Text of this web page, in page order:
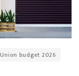
Union budget 2026